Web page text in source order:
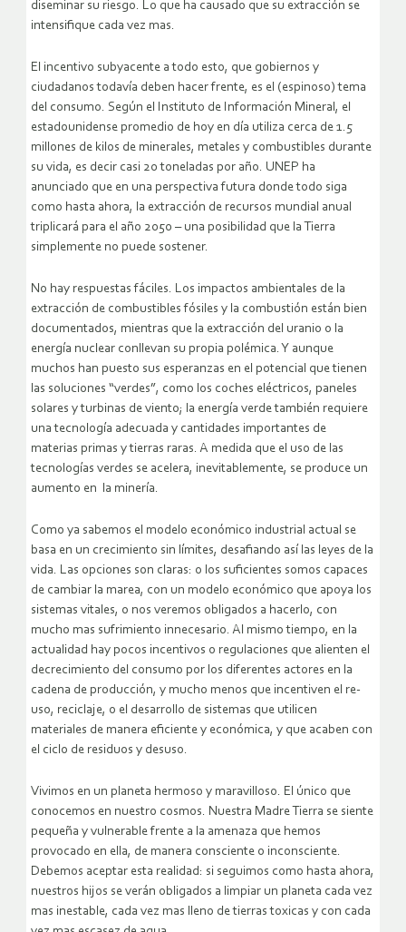
diseminar su riesgo. Lo que ha causado que su extracción se
intensifique cada vez mas.
El incentivo subyacente a todo esto, que gobiernos y
ciudadanos todavía deben hacer frente, es el (espinoso) tema
del consumo. Según el Instituto de Información Mineral, el
estadounidense promedio de hoy en día utiliza cerca de 1.5
millones de kilos de minerales, metales y combustibles durante
su vida, es decir casi 20 toneladas por año. UNEP ha
anunciado que en una perspectiva futura donde todo siga
como hasta ahora, la extracción de recursos mundial anual
triplicará para el año 2050 – una posibilidad que la Tierra
simplemente no puede sostener.
No hay respuestas fáciles. Los impactos ambientales de la
extracción de combustibles fósiles y la combustión están bien
documentados, mientras que la extracción del uranio o la
energía nuclear conllevan su propia polémica. Y aunque
muchos han puesto sus esperanzas en el potencial que tienen
las soluciones “verdes”, como los coches eléctricos, paneles
solares y turbinas de viento; la energía verde también requiere
una tecnología adecuada y cantidades importantes de
materias primas y tierras raras. A medida que el uso de las
tecnologías verdes se acelera, inevitablemente, se produce un
aumento en la minería.
Como ya sabemos el modelo económico industrial actual se
basa en un crecimiento sin límites, desafiando así las leyes de la
vida. Las opciones son claras: o los suficientes somos capaces
de cambiar la marea, con un modelo económico que apoya los
sistemas vitales, o nos veremos obligados a hacerlo, con
mucho mas sufrimiento innecesario. Al mismo tiempo, en la
actualidad hay pocos incentivos o regulaciones que alienten el
decrecimiento del consumo por los diferentes actores en la
cadena de producción, y mucho menos que incentiven el re-
uso, reciclaje, o el desarrollo de sistemas que utilicen
materiales de manera eficiente y económica, y que acaben con
el ciclo de residuos y desuso.
Vivimos en un planeta hermoso y maravilloso. El único que
conocemos en nuestro cosmos. Nuestra Madre Tierra se siente
pequeña y vulnerable frente a la amenaza que hemos
provocado en ella, de manera consciente o inconsciente.
Debemos aceptar esta realidad: si seguimos como hasta ahora,
nuestros hijos se verán obligados a limpiar un planeta cada vez
mas inestable, cada vez mas lleno de tierras toxicas y con cada